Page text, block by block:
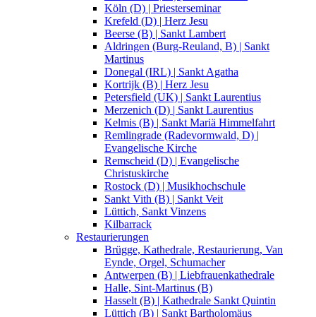
Köln (D) | Priesterseminar
Krefeld (D) | Herz Jesu
Beerse (B) | Sankt Lambert
Aldringen (Burg-Reuland, B) | Sankt
Martinus
Donegal (IRL) | Sankt Agatha
Kortrijk (B) | Herz Jesu
Petersfield (UK) | Sankt Laurentius
Merzenich (D) | Sankt Laurentius
Kelmis (B) | Sankt Mariä Himmelfahrt
Remlingrade (Radevormwald, D) |
Evangelische Kirche
Remscheid (D) | Evangelische
Christuskirche
Rostock (D) | Musikhochschule
Sankt Vith (B) | Sankt Veit
Lüttich, Sankt Vinzens
Kilbarrack
Restaurierungen
Brügge, Kathedrale, Restaurierung, Van
Eynde, Orgel, Schumacher
Antwerpen (B) | Liebfrauenkathedrale
Halle, Sint-Martinus (B)
Hasselt (B) | Kathedrale Sankt Quintin
Lüttich (B) | Sankt Bartholomäus